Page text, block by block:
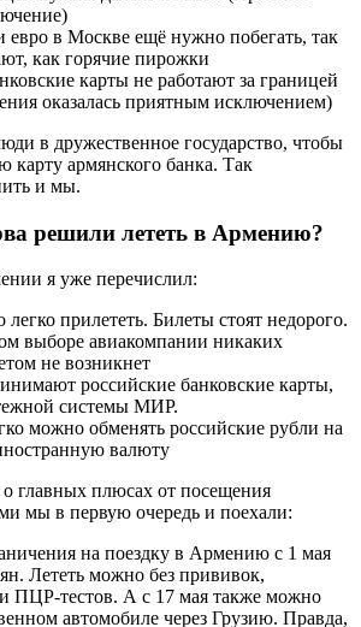
евро в Москве ещё нужно побегать, так
как горячие пирожки
карты не работают за границей
оказалась приятным исключением)
в дружественное государство, чтобы
карту армянского банка. Так
и мы.
решили лететь в Армению?
я уже перечислил:
прилететь. Билеты стоят недорого.
выборе авиакомпании никаких
не возникнет
российские банковские карты,
системы МИР.
можно обменять российские рубли на
валюту
главных плюсах от посещения
мы в первую очередь и поехали:
на поездку в Армению с 1 мая
Лететь можно без прививок,
ПЦР-тестов. А с 17 мая также можно
автомобиле через Грузию. Правда,